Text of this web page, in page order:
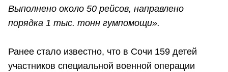
Выполнено около 50 рейсов, направлено
порядка 1 тыс. тонн гумпомощи».
Ранее стало известно, что в Сочи 159 детей
участников специальной военной операции